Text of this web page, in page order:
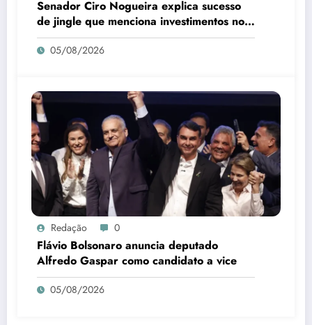
Senador Ciro Nogueira explica sucesso
de jingle que menciona investimentos no
Piauí
05/08/2026
Redação 0
Flávio Bolsonaro anuncia deputado
Alfredo Gaspar como candidato a vice
05/08/2026